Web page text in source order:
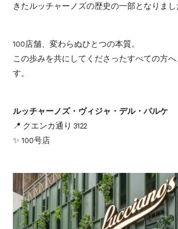
きたルッチャーノズの歴史の一部となりまし
100店舗、変わらぬひとつの本質。
この歩みを共にしてくださったすべての方へ
す。
ルッチャーノズ・ヴィジャ・デル・パルケ
📍 クエンカ通り 3122
✨ 100号店